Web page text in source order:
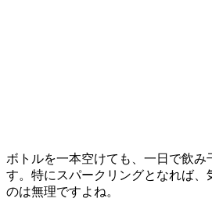
ボトルを一本空けても、一日で飲み
す。特にスパークリングとなれば、
のは無理ですよね。